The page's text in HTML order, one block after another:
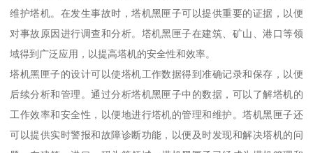
维护塔机。在发生事故时，塔机黑匣子可以提供重要的证据，以便
对事故原因进行调查和分析。塔机黑匣子在建筑、矿山、港口等领
域得到广泛应用，以提高塔机的安全性和效率。
塔机黑匣子的设计可以使塔机工作数据得到准确记录和保存，以便
后续分析和管理。通过分析塔机黑匣子中的数据，可以了解塔机的
工作效率和安全性，以便地进行塔机的管理和维护。塔机黑匣子还
可以提供实时警报和故障诊断功能，以便及时发现和解决塔机的问